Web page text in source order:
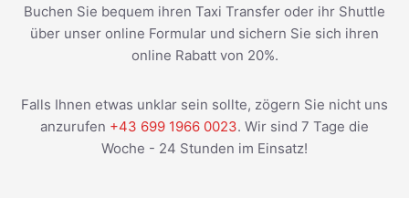
Buchen Sie bequem ihren Taxi Transfer oder ihr Shuttle
über unser online Formular und sichern Sie sich ihren
online Rabatt von 20%.
Falls Ihnen etwas unklar sein sollte, zögern Sie nicht uns
anzurufen +43 699 1966 0023. Wir sind 7 Tage die
Woche - 24 Stunden im Einsatz!